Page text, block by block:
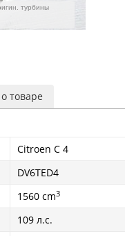
турбины
товаре
Citroen C 4
DV6TED4
1560 cm3
109 л.с.